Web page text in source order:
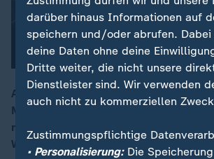
Am 27. April jährt sich das Ende der
Mal. ZDF-Reporterin Sandra Theiß
mit dem ehemaligen
Willem de Klerk zurückzublicken.
darüber hinaus Informationen auf
speichern und/oder abrufen.
deine Daten ohne deine
Dritte weiter, die nicht unsere
Dienstleister sind. Wir verwenden
auch nicht zu kommerziellen
Zustimmungspflichtige
• Personalisierung:Die